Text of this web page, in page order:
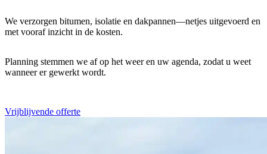
We verzorgen bitumen, isolatie en dakpannen—netjes uitgevoerd en
met vooraf inzicht in de kosten.
Planning stemmen we af op het weer en uw agenda, zodat u weet
wanneer er gewerkt wordt.
Vrijblijvende offerte